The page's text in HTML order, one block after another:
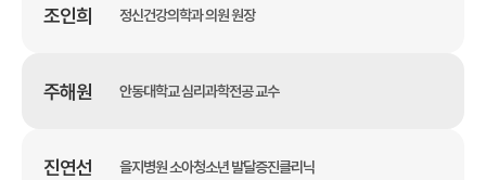
조인희 정신건강의학과 의원 원장
주해원 안동대학교 심리과학전공 교수
진연선 을지병원 소아청소년 발달증진클리닉